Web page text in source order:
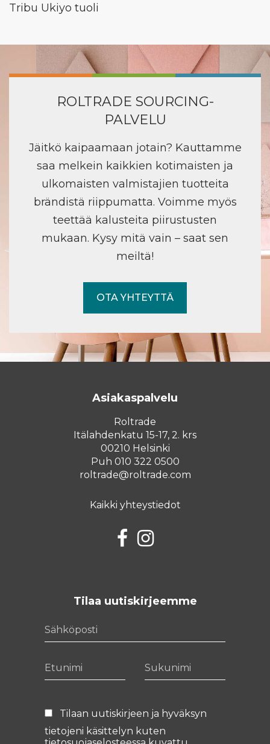
Tribu Ukiyo tuoli
ROLTRADE SOURCING-
PALVELU
Jäitkö kaipaamaan jotain? Kauttamme
saa melkein kaikkien kotimaisten ja
ulkomaisten valmistajien tuotteita
brändistä riippumatta. Voimme myös
teettää kalusteita piirustusten
mukaan. Kysy mitä vain – saat sen
meiltä!
OTA YHTEYTTÄ
Asiakaspalvelu
Roltrade
Itälahdenkatu 15-17, 2. krs
00210 Helsinki
Puh 010 322 0500
roltrade@roltrade.com
Kaikki yhteystiedot
FacebookInstagram
Tilaa uutiskirjeemme
Tilaan uutiskirjeen ja hyväksyn
tietojeni käsittelyn kuten